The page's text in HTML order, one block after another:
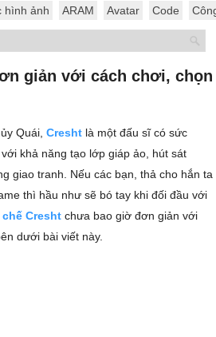
hình ảnh ARAM Avatar Code
giản với cách chơi, chọn
Quái, Cresht là một đấu sĩ có sức
khả năng tạo lớp giáp ảo, hút sát
giao tranh. Nếu các bạn, thả cho hắn ta
thì hầu như sẽ bó tay khi đối đầu với
chế Cresht chưa bao giờ đơn giản với
dưới bài viết này.